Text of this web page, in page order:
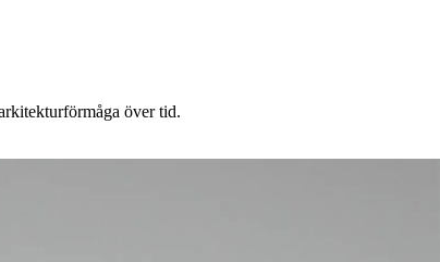
över tid.